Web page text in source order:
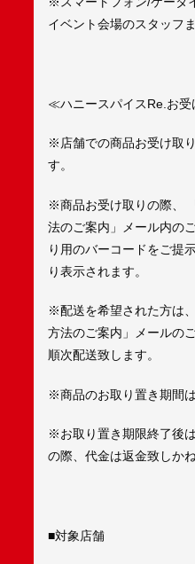
イベント会場のスタッフ
≪ハニースパイスRe.お
※店舗での商品お受け取
す。
※商品お受け取りの際、
法のご案内」メール内の
り用のバーコードをご提
り表示されます。
※配送を希望された方は
方法のご案内」メールの
順次配送致します。
※商品のお取り置き期間
※お取り置き期限終了後
の際、代金は返金致しか
■対象店舗